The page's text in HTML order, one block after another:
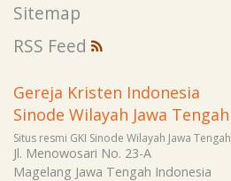
Sitemap
RSS Feed
Gereja Kristen Indonesia
Sinode Wilayah Jawa Tengah
Situs resmi GKI Sinode Wilayah Jawa Tengah
Jl. Menowosari No. 23-A
Magelang Jawa Tengah Indonesia